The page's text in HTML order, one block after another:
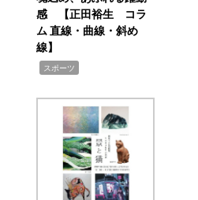
感 【正田裕生 コラ
ム 直線・曲線・斜め
線】
スポーツ